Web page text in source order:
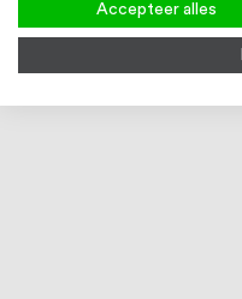
Accepteer alles